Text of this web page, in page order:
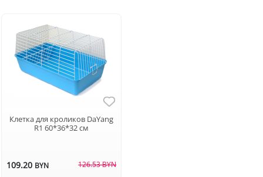
Клетка для кроликов DaYang
R1 60*36*32 см
109.20 BYN 126.53 BYN